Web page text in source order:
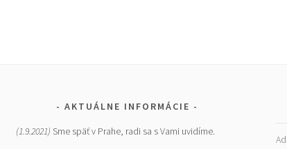
AKTUÁLNE INFORMÁCIE
(1.9.2021) Sme späť v Prahe, radi sa s Vami uvidíme.